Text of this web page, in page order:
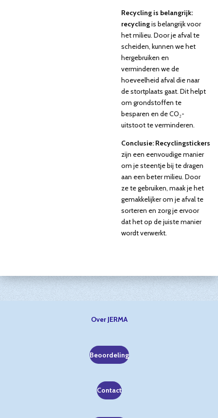
Recycling is belangrijk:
recyclingis belangrijk voor
het milieu. Door je afval te
scheiden, kunnen we het
hergebruiken en
verminderen we de
hoeveelheid afval die naar
de stortplaats gaat. Dit helpt
om grondstoffen te
besparen en de CO₂-
uitstoot te verminderen.
Conclusie: Recyclingstickers
zijn een eenvoudige manier
om je steentje bij te dragen
aan een beter milieu. Door
ze te gebruiken, maak je het
gemakkelijker om je afval te
sorteren en zorg je ervoor
dat het op de juiste manier
wordt verwerkt.
Over JERMA
Beoordeling
Contact